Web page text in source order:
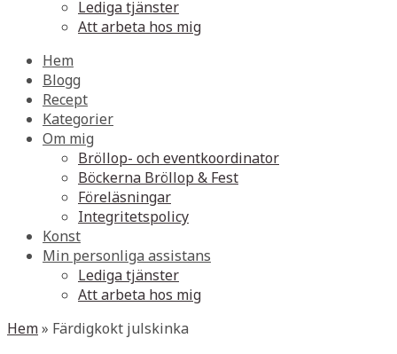
Lediga tjänster
Att arbeta hos mig
Hem
Blogg
Recept
Kategorier
Om mig
Bröllop- och eventkoordinator
Böckerna Bröllop & Fest
Föreläsningar
Integritetspolicy
Konst
Min personliga assistans
Lediga tjänster
Att arbeta hos mig
Hem» Färdigkokt julskinka